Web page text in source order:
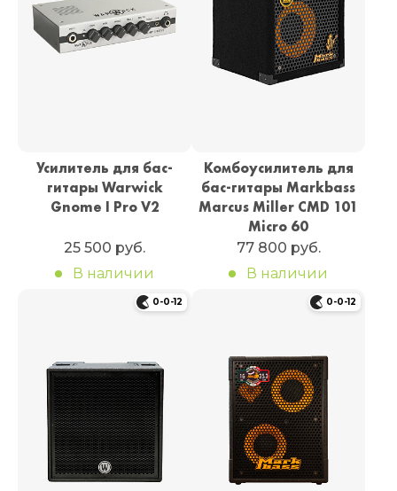
Усилитель для бас-
гитары Warwick
Gnome I Pro V2
25 500 руб.
В наличии
Комбоусилитель для
бас-гитары Markbass
Marcus Miller CMD 101
Micro 60
77 800 руб.
В наличии
0-0-12 0-0-12